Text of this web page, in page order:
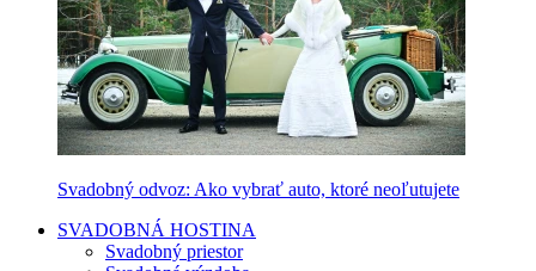
Svadobný odvoz: Ako vybrať auto, ktoré neoľutujete
SVADOBNÁ HOSTINA
Svadobný priestor